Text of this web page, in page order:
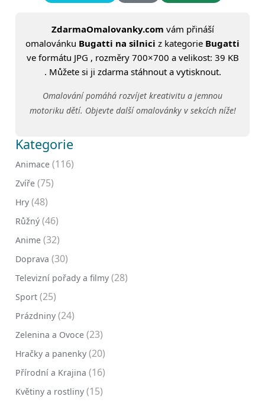
ZdarmaOmalovanky.com vám přináší
omalovánku Bugatti na silnici z kategorie Bugatti
ve formátu JPG , rozměry 700×700 a velikost: 39 KB
. Můžete si ji zdarma stáhnout a vytisknout.
Omalování pomáhá rozvíjet kreativitu a jemnou
motoriku dětí. Objevte další omalovánky v sekcích níže!
Kategorie
Animace (116)
Zvíře (75)
Hry (48)
Růžný (46)
Anime (32)
Doprava (30)
Televizní pořady a filmy (28)
Sport (25)
Prázdniny (24)
Zelenina a Ovoce (23)
Hračky a panenky (20)
Přírodní a Krajina (16)
Květiny a rostliny (15)